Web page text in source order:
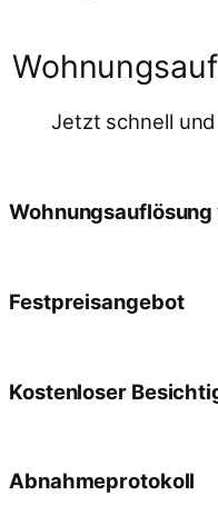
Jetzt schnell
Festpreisangebot
Kostenloser
Abnahmeprotokoll